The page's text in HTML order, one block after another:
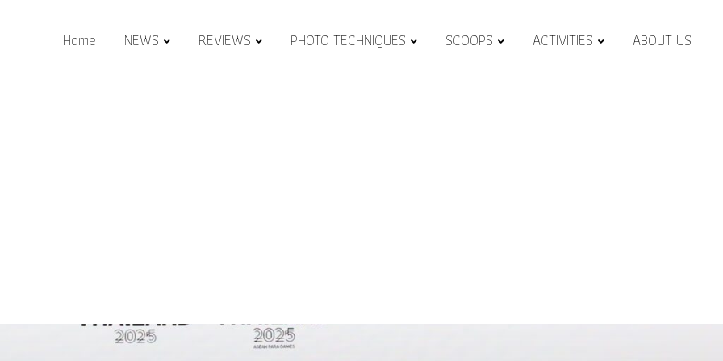
Home NEWS REVIEWS PHOTO TECHNIQUES SCOOPS ACTIVITIES ABOUT US